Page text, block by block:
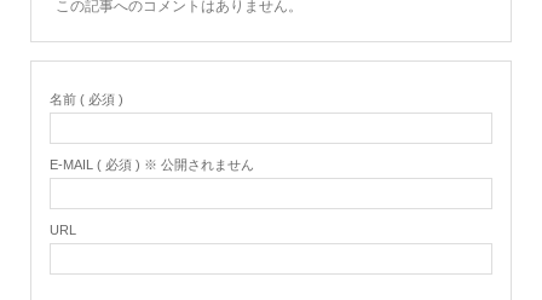
この記事へのコメントはありません。
名前 ( 必須 )
E-MAIL ( 必須 ) ※ 公開されません
URL